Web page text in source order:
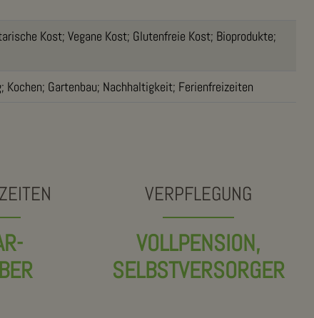
Kost; Vegane Kost; Glutenfreie Kost; Bioprodukte;
Kochen; Gartenbau; Nachhaltigkeit; Ferienfreizeiten
VERPFLEGUNG
VOLLPENSION,
SELBSTVERSORGER